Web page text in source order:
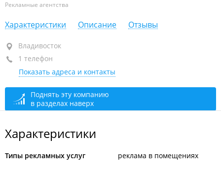
Рекламные агентства
Характеристики Описание Отзывы
Владивосток
+7 909 800-60-10
сегодня закрыто
Владивосток
1 телефон
Показать адреса и контакты
Поднять эту компанию
в разделах наверх
Характеристики
Типы рекламных услуг реклама в помещениях